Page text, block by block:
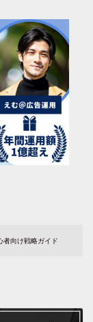
者向け戦略ガイド